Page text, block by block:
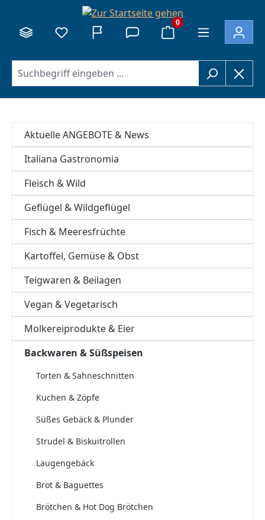
0
Aktuelle ANGEBOTE & News
Italiana Gastronomia
Fleisch & Wild
Geflügel & Wildgeflügel
Fisch & Meeresfrüchte
Kartoffel, Gemüse & Obst
Teigwaren & Beilagen
Vegan & Vegetarisch
Molkereiprodukte & Eier
Backwaren & Süßspeisen
Torten & Sahneschnitten
Kuchen & Zöpfe
Süßes Gebäck & Plunder
Strudel & Biskuitrollen
Laugengebäck
Brot & Baguettes
Brötchen & Hot Dog Brötchen